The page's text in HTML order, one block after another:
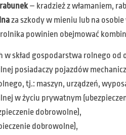
– kradzież z włamaniem,
za szkody w mieniu lub na
powinien obejmować
w skład gospodarstwa rolnego
posiadaczy pojazdów
tj.: maszyn, urządzeń,
w życiu prywatnym
dobrowolne),
dobrowolne),